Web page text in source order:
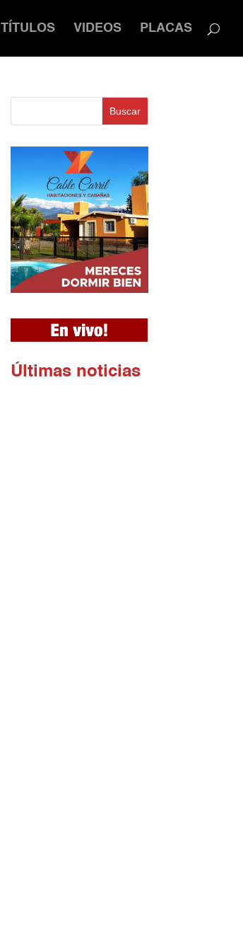
TÍTULOS VIDEOS PLACAS
Buscar
Últimas noticias